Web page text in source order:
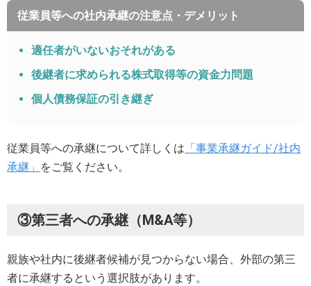
従業員等への社内承継の注意点・デメリット
適任者がいないおそれがある
後継者に求められる株式取得等の資金力問題
個人債務保証の引き継ぎ
従業員等への承継について詳しくは 「事業承継ガイド/社内
承継」 をご覧ください。
③第三者への承継（M&A等）
親族や社内に後継者候補が見つからない場合、外部の第三
者に承継するという選択肢があります。